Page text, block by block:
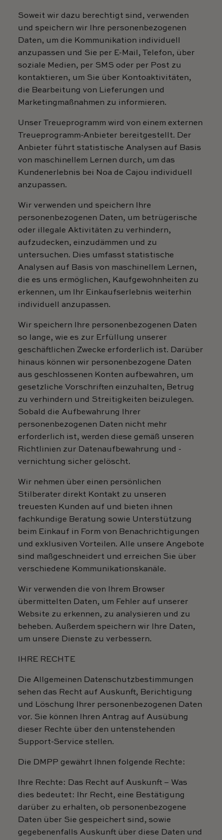
Soweit wir dazu berechtigt sind, verwenden
und speichern wir Ihre personenbezogenen
Daten, um die Kommunikation individuell
anzupassen und Sie per E-Mail, Telefon, über
soziale Medien, per SMS oder per Post zu
kontaktieren, um Sie über Kontoaktivitäten,
die Bearbeitung von Lieferungen und
Marketingmaßnahmen zu informieren.
Unser Treueprogramm wird von einem externen
Treueprogramm-Anbieter bereitgestellt. Der
Anbieter führt statistische Analysen auf Basis
von maschinellem Lernen durch, um das
Kundenerlebnis bei Noa de Cajou individuell
anzupassen.
Wir verwenden und speichern Ihre
personenbezogenen Daten, um betrügerische
oder illegale Aktivitäten zu verhindern,
aufzudecken, einzudämmen und zu
untersuchen. Dies umfasst statistische
Analysen auf Basis von maschinellem Lernen,
die es uns ermöglichen, Kaufgewohnheiten zu
erkennen, um Ihr Einkaufserlebnis weiterhin
individuell anzupassen.
Wir speichern Ihre personenbezogenen Daten
so lange, wie es zur Erfüllung unserer
geschäftlichen Zwecke erforderlich ist. Darüber
hinaus können wir personenbezogene Daten
aus geschlossenen Konten aufbewahren, um
gesetzliche Vorschriften einzuhalten, Betrug
zu verhindern und Streitigkeiten beizulegen.
Sobald die Aufbewahrung Ihrer
personenbezogenen Daten nicht mehr
erforderlich ist, werden diese gemäß unseren
Richtlinien zur Datenaufbewahrung und -
vernichtung sicher gelöscht.
Wir nehmen über einen persönlichen
Stilberater direkt Kontakt zu unseren
treuesten Kunden auf und bieten ihnen
fachkundige Beratung sowie Unterstützung
beim Einkauf in Form von Benachrichtigungen
und exklusiven Vorteilen. Alle unsere Angebote
sind maßgeschneidert und erreichen Sie über
verschiedene Kommunikationskanäle.
Wir verwenden die von Ihrem Browser
übermittelten Daten, um Fehler auf unserer
Website zu erkennen, zu analysieren und zu
beheben. Außerdem speichern wir Ihre Daten,
um unsere Dienste zu verbessern.
IHRE RECHTE
Die Allgemeinen Datenschutzbestimmungen
sehen das Recht auf Auskunft, Berichtigung
und Löschung Ihrer personenbezogenen Daten
vor. Sie können Ihren Antrag auf Ausübung
dieser Rechte über den untenstehenden
Support-Service stellen.
Die DMPP gewährt Ihnen folgende Rechte:
Ihre Rechte: Das Recht auf Auskunft – Was
dies bedeutet: Ihr Recht, eine Bestätigung
darüber zu erhalten, ob personenbezogene
Daten über Sie gespeichert sind, sowie
gegebenenfalls Auskunft über diese Daten und